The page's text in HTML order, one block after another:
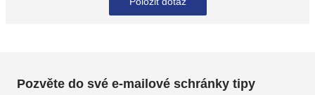
Pozvěte do své e-mailové schránky tipy